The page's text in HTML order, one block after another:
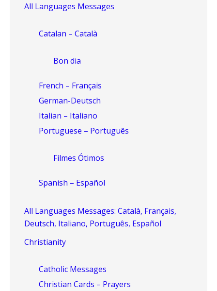
All Languages Messages
Catalan – Català
Bon dia
French – Français
German-Deutsch
Italian – Italiano
Portuguese – Português
Filmes Ótimos
Spanish – Español
All Languages Messages: Català, Français,
Deutsch, Italiano, Português, Español
Christianity
Catholic Messages
Christian Cards – Prayers